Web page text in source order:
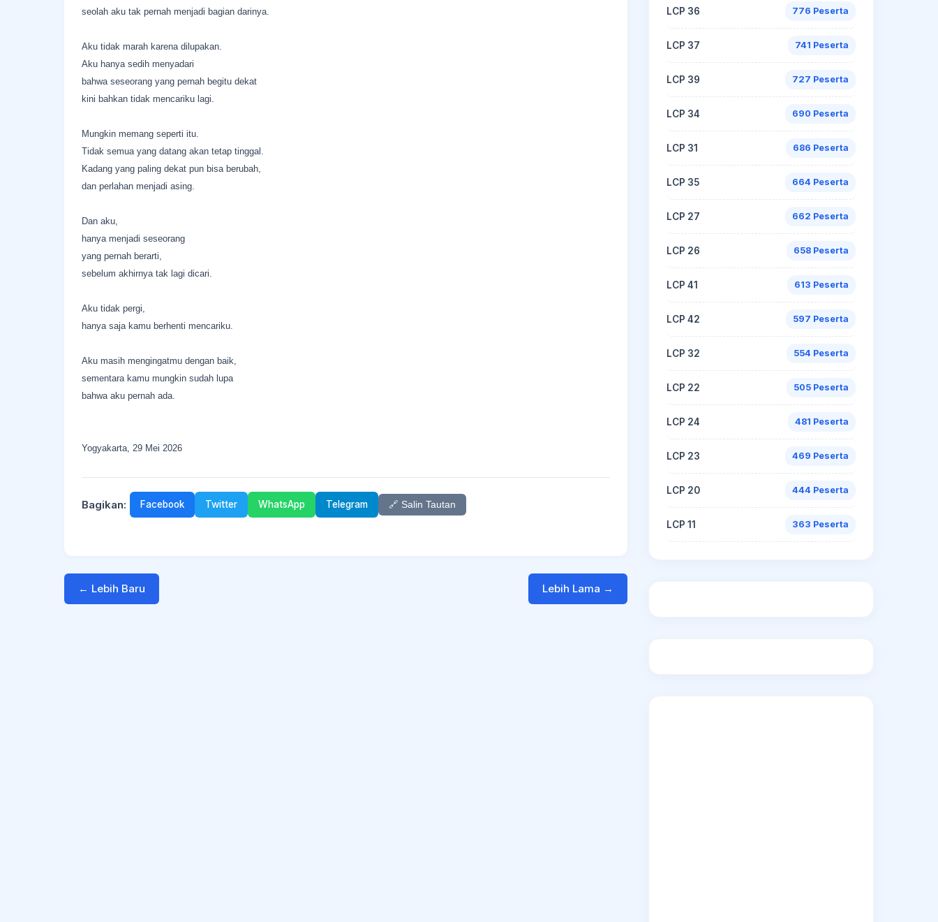
seolah aku tak pernah menjadi bagian darinya.
Aku tidak marah karena dilupakan.
Aku hanya sedih menyadari
bahwa seseorang yang pernah begitu dekat
kini bahkan tidak mencariku lagi.
Mungkin memang seperti itu.
Tidak semua yang datang akan tetap tinggal.
Kadang yang paling dekat pun bisa berubah,
dan perlahan menjadi asing.
Dan aku,
hanya menjadi seseorang
yang pernah berarti,
sebelum akhirnya tak lagi dicari.
Aku tidak pergi,
hanya saja kamu berhenti mencariku.
Aku masih mengingatmu dengan baik,
sementara kamu mungkin sudah lupa
bahwa aku pernah ada.
Yogyakarta, 29 Mei 2026
Bagikan: Facebook Twitter WhatsApp Telegram 🔗 Salin Tautan
← Lebih Baru Lebih Lama →
LCP 36 776 Peserta
LCP 37 741 Peserta
LCP 39 727 Peserta
LCP 34 690 Peserta
LCP 31 686 Peserta
LCP 35 664 Peserta
LCP 27 662 Peserta
LCP 26 658 Peserta
LCP 41 613 Peserta
LCP 42 597 Peserta
LCP 32 554 Peserta
LCP 22 505 Peserta
LCP 24 481 Peserta
LCP 23 469 Peserta
LCP 20 444 Peserta
LCP 11 363 Peserta